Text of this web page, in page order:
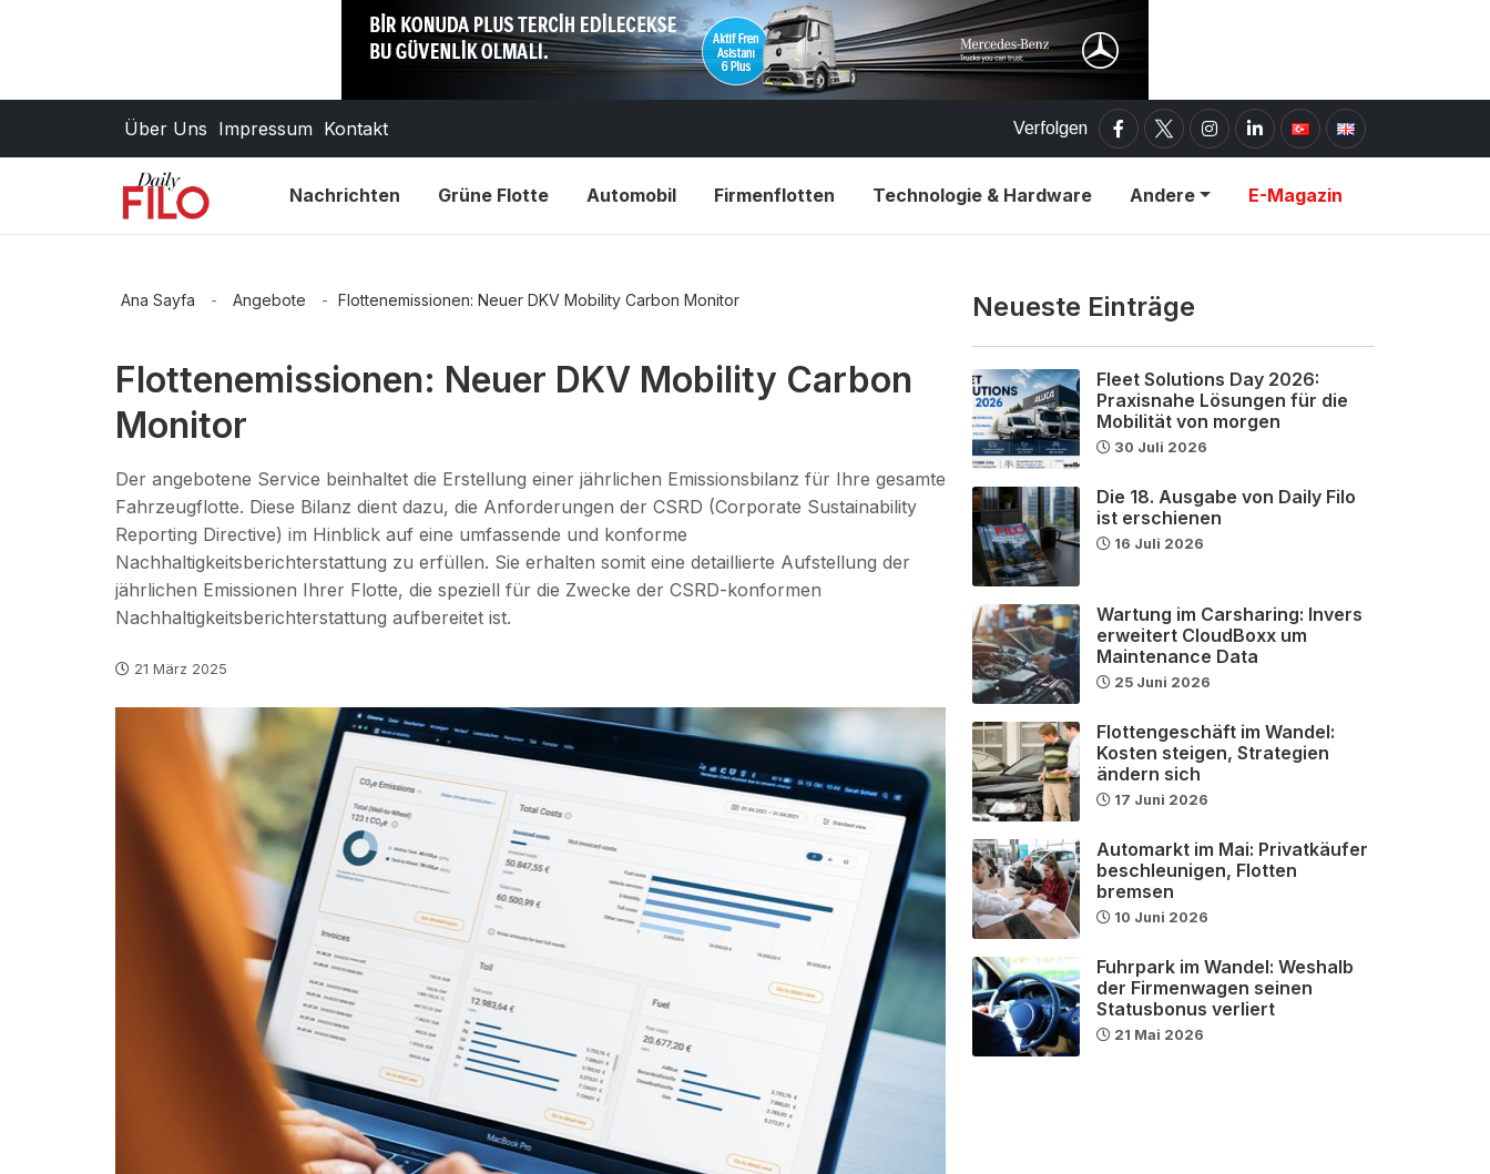
Über Uns Impressum Kontakt Verfolgen
Nachrichten Grüne Flotte Automobil Firmenflotten Technologie & Hardware Andere E-Magazin
Ana Sayfa - Angebote - Flottenemissionen: Neuer DKV Mobility Carbon Monitor
Flottenemissionen: Neuer DKV Mobility Carbon
Monitor
Der angebotene Service beinhaltet die Erstellung einer jährlichen Emissionsbilanz für Ihre gesamte
Fahrzeugflotte. Diese Bilanz dient dazu, die Anforderungen der CSRD (Corporate Sustainability
Reporting Directive) im Hinblick auf eine umfassende und konforme
Nachhaltigkeitsberichterstattung zu erfüllen. Sie erhalten somit eine detaillierte Aufstellung der
jährlichen Emissionen Ihrer Flotte, die speziell für die Zwecke der CSRD-konformen
Nachhaltigkeitsberichterstattung aufbereitet ist.
21 März 2025
Neueste Einträge
Fleet Solutions Day 2026:
Praxisnahe Lösungen für die
Mobilität von morgen
30 Juli 2026
Die 18. Ausgabe von Daily Filo
ist erschienen
16 Juli 2026
Wartung im Carsharing: Invers
erweitert CloudBoxx um
Maintenance Data
25 Juni 2026
Flottengeschäft im Wandel:
Kosten steigen, Strategien
ändern sich
17 Juni 2026
Automarkt im Mai: Privatkäufer
beschleunigen, Flotten
bremsen
10 Juni 2026
Fuhrpark im Wandel: Weshalb
der Firmenwagen seinen
Statusbonus verliert
21 Mai 2026